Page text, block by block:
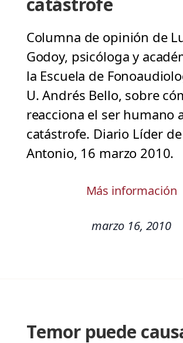
Columna de opinión de
Godoy, psicóloga y
la Escuela de
U. Andrés Bello, sobre
reacciona el ser humano
catástrofe. Diario Líder de
Antonio, 16 marzo 2010.
Más información
marzo 16, 2010
Temor puede